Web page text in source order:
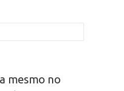
mesmo no